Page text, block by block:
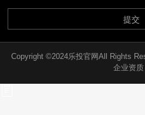
提交
Copyright ©2024乐投官网All Rights
企业资质